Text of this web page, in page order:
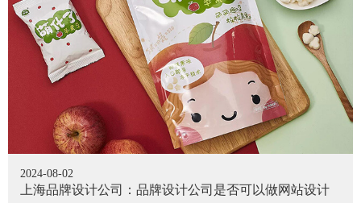
2024-08-02
上海品牌设计公司：品牌设计公司是否可以做网站设计